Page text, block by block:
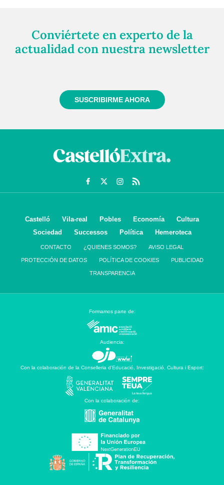
Conviértete en experto de la
actualidad con nuestra newsletter
SUSCRIBIRME AHORA
Castelló Vila-real Pobles Economía
Cultura
Sociedad
Successos Política Hemeroteca
CONTACTO ¿QUIENES SOMOS? AVISO LEGAL
PROTECCIÓN DE DATOS POLÍTICA DE COOKIES PUBLICIDAD
TRANSPARENCIA
Formamos parte de:
Audiencia:
Con la colaboración de la Conselleria d’Educació, Investigació, Cultura i Esport:
Con la colaboración de: